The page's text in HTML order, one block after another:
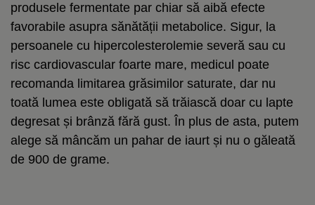
produsele fermentate par chiar să aibă efecte
favorabile asupra sănătății metabolice. Sigur, la
persoanele cu hipercolesterolemie severă sau cu
risc cardiovascular foarte mare, medicul poate
recomanda limitarea grăsimilor saturate, dar nu
toată lumea este obligată să trăiască doar cu lapte
degresat și brânză fără gust. În plus de asta, putem
alege să mâncăm un pahar de iaurt și nu o găleată
de 900 de grame.